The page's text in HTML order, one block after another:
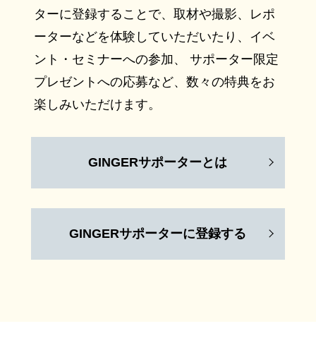
ターに登録することで、取材や撮影、レポ
ーターなどを体験していただいたり、イベ
ント・セミナーへの参加、 サポーター限定
プレゼントへの応募など、数々の特典をお
楽しみいただけます。
GINGERサポーターとは
GINGERサポーターに登録する